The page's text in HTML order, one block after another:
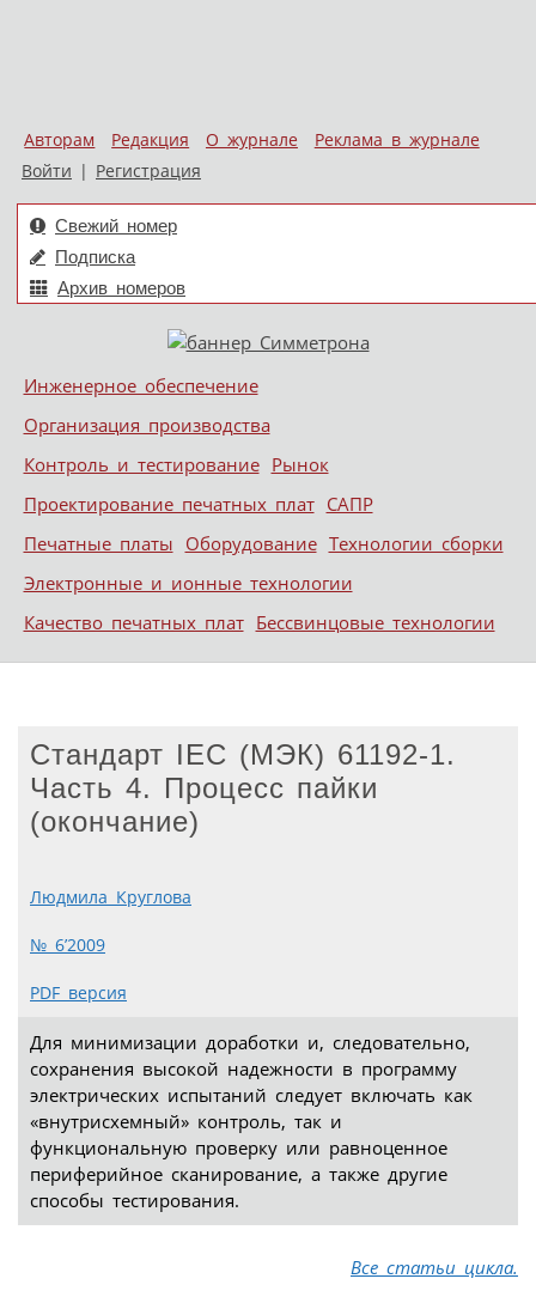
Авторам Редакция О журнале
Реклама в журнале
Войти | Регистрация
Свежий номер
Подписка
Архив номеров
Меню
Skip to content
Инженерное обеспечение
Организация производства
Контроль и тестирование Рынок
Проектирование печатных плат САПР
Печатные платы Оборудование Технологии сборки
Электронные и ионные технологии
Качество печатных плат Бессвинцовые технологии
Стандарт IEC (МЭК) 61192-1.
Часть 4. Процесс пайки
(окончание)
Людмила Круглова
№ 6’2009
PDF версия
Для минимизации доработки и, следовательно,
сохранения высокой надежности в программу
электрических испытаний следует включать как
«внутрисхемный» контроль, так и
функциональную проверку или равноценное
периферийное сканирование, а также другие
способы тестирования.
Все статьи цикла.